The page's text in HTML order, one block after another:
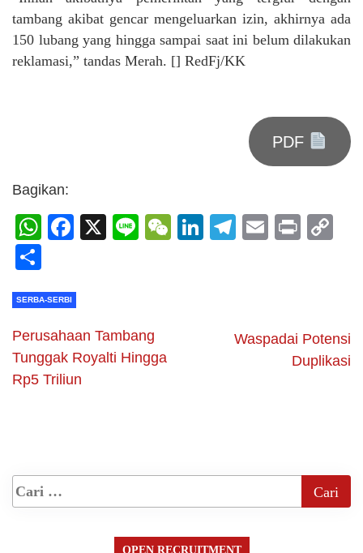
tambang akibat gencar mengeluarkan izin, akhirnya ada
150 lubang yang hingga sampai saat ini belum dilakukan
reklamasi,” tandas Merah. [] RedFj/KK
PDF
Bagikan:
WhatsApp
Facebook
X LineWeChat
LinkedIn
Telegram
Email
Print
SERBA-SERBI
Perusahaan Tambang
Tunggak Royalti Hingga
Rp5 Triliun
Waspadai Potensi
Duplikasi
OPEN RECRUITMENT